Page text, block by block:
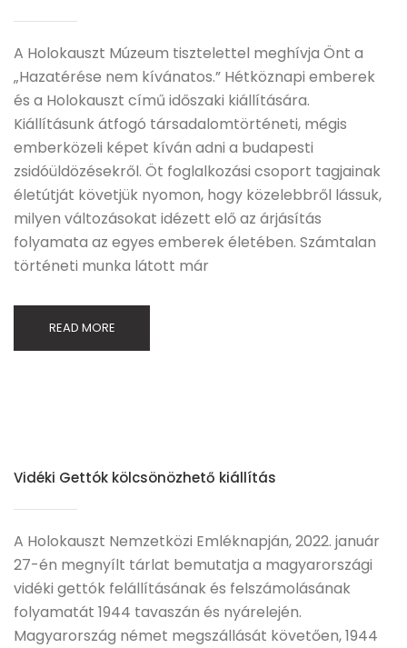
A Holokauszt Múzeum tisztelettel meghívja Önt a
„Hazatérése nem kívánatos.” Hétköznapi emberek
és a Holokauszt című időszaki kiállítására.
Kiállításunk átfogó társadalomtörténeti, mégis
emberközeli képet kíván adni a budapesti
zsidóüldözésekről. Öt foglalkozási csoport tagjainak
életútját követjük nyomon, hogy közelebbről lássuk,
milyen változásokat idézett elő az árjásítás
folyamata az egyes emberek életében. Számtalan
történeti munka látott már
READ MORE
Vidéki Gettók kölcsönözhető kiállítás
A Holokauszt Nemzetközi Emléknapján, 2022. január
27-én megnyílt tárlat bemutatja a magyarországi
vidéki gettók felállításának és felszámolásának
folyamatát 1944 tavaszán és nyárelején.
Magyarország német megszállását követően, 1944